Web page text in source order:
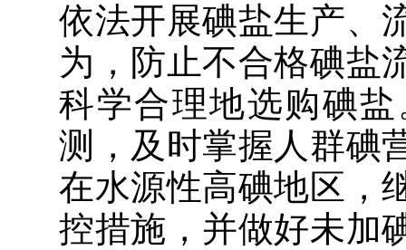
依法开展碘盐生产、
为，防止不合格碘盐
科学合理地选购碘
测，及时掌握人群碘
在水源性高碘地区，
控措施， 并做好未加